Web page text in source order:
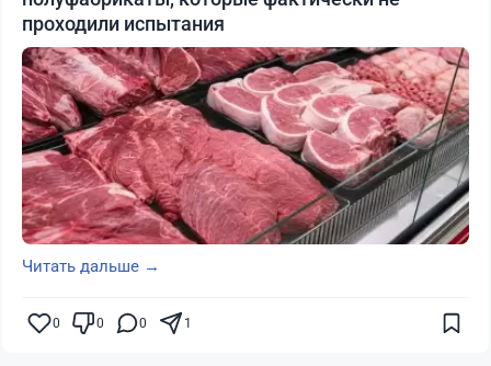
проходили испытания
Читать дальше →
0 0 0 1